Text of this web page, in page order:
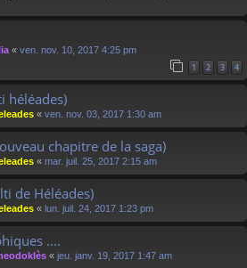
« ven. nov. 10, 2017 4:25 pm
1 2 3 4
héléades)
« ven. nov. 03, 2017 1:30 am
chapitre de la saga)
« mar. juil. 25, 2017 2:15 am
de Héléades)
« lun. juil. 24, 2017 1:23 pm
....
« jeu. janv. 19, 2017 1:47 am